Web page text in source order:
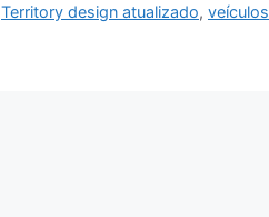
Territory design atualizado, veículos